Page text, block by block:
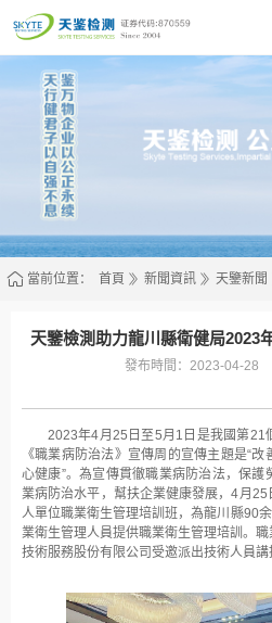
當前位置： 首頁 新聞資訊 天鑒新聞
天鑒檢測助力龍川縣衛健局2023
發布時間：2023-04-28
2023年4月25日至5月1日是我國第21
《職業病防治法》宣傳周的宣傳主題是“
心健康”。為宣傳貫徹職業病防治法，保
業病防治水平，幫扶企業健康發展，4月
人單位職業衛生管理培訓班，為龍川縣90
業衛生管理人員提供職業衛生管理培訓。
技術服務股份有限公司受邀派出技術人員講